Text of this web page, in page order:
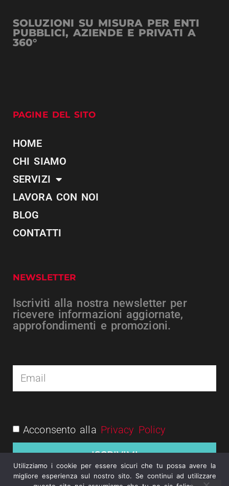
SOLUZIONI SU MISURA PER ENTI
PUBBLICI, AZIENDE E PRIVATI A
360°
PAGINE DEL SITO
HOME
CHI SIAMO
SERVIZI
LAVORA CON NOI
BLOG
CONTATTI
NEWSLETTER
Iscriviti alla nostra newsletter per
ricevere informazioni aggiornate,
approfondimenti e promozioni.
Acconsento alla Privacy Policy
ISCRIVIMI
Utilizziamo i cookie per essere sicuri che tu possa avere la
migliore esperienza sul nostro sito. Se continui ad utilizzare